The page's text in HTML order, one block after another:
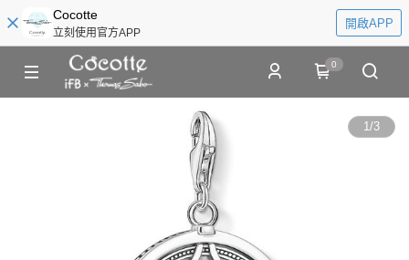
Cocotte
立刻使用官方APP
開啟APP
0
1/3